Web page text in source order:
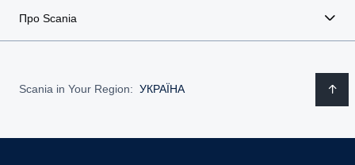
Про Scania
Scania in Your Region: УКРАЇНА